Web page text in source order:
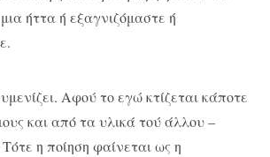
ήττα ή εξαγνιζόμαστε ή
Αφού το εγώ κτίζεται κάποτε
και από τα υλικά τού άλλου –
η ποίηση φαίνεται ως η